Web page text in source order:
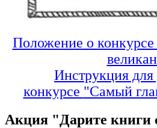
Положение о
Инструкция для
конкурсе "Самый
Акция "Дарите книги